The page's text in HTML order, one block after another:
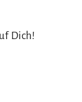
Dich!